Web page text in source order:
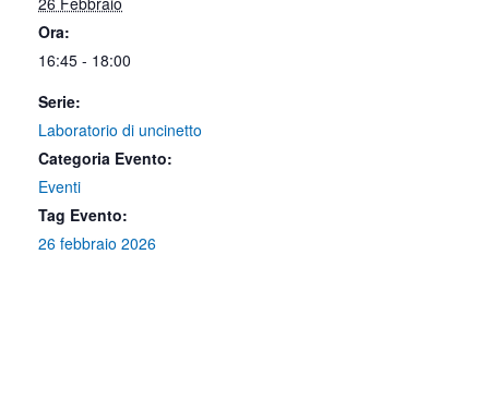
Ora:
16:45 - 18:00
Serie:
Laboratorio di uncinetto
Categoria Evento:
Eventi
Tag Evento:
26 febbraio 2026